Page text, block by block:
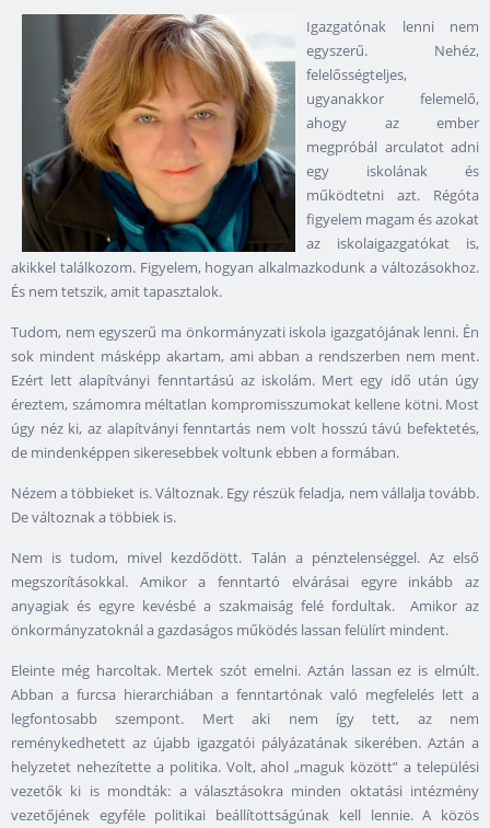
Igazgatónak lenni nem
egyszerű. Nehéz,
felelősségteljes,
ugyanakkor felemelő,
ahogy az ember
megpróbál arculatot adni
egy iskolának és
működtetni azt. Régóta
figyelem magam és azokat
az iskolaigazgatókat is,
akikkel találkozom. Figyelem, hogyan alkalmazkodunk a változásokhoz.
És nem tetszik, amit tapasztalok.
Tudom, nem egyszerű ma önkormányzati iskola igazgatójának lenni. Én
sok mindent másképp akartam, ami abban a rendszerben nem ment.
Ezért lett alapítványi fenntartású az iskolám. Mert egy idő után úgy
éreztem, számomra méltatlan kompromisszumokat kellene kötni. Most
úgy néz ki, az alapítványi fenntartás nem volt hosszú távú befektetés,
de mindenképpen sikeresebbek voltunk ebben a formában.
Nézem a többieket is. Változnak. Egy részük feladja, nem vállalja tovább.
De változnak a többiek is.
Nem is tudom, mivel kezdődött. Talán a pénztelenséggel. Az első
megszorításokkal. Amikor a fenntartó elvárásai egyre inkább az
anyagiak és egyre kevésbé a szakmaiság felé fordultak. Amikor az
önkormányzatoknál a gazdaságos működés lassan felülírt mindent.
Eleinte még harcoltak. Mertek szót emelni. Aztán lassan ez is elmúlt.
Abban a furcsa hierarchiában a fenntartónak való megfelelés lett a
legfontosabb szempont. Mert aki nem így tett, az nem
reménykedhetett az újabb igazgatói pályázatának sikerében. Aztán a
helyzetet nehezítette a politika. Volt, ahol „maguk között” a települési
vezetők ki is mondták: a választásokra minden oktatási intézmény
vezetőjének egyféle politikai beállítottságúnak kell lennie. A közös